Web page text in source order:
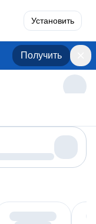
Установить
Получить